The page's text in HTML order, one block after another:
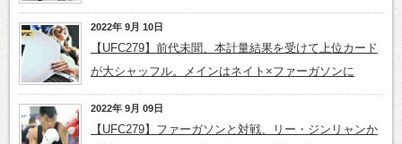
2022年 9月 10日
【UFC279】前代未聞、本計量結果を受けて上位カード
が大シャッフル。メインはネイト×ファーガソンに
2022年 9月 09日
【UFC279】ファーガソンと対戦、リー・ジンリャンか